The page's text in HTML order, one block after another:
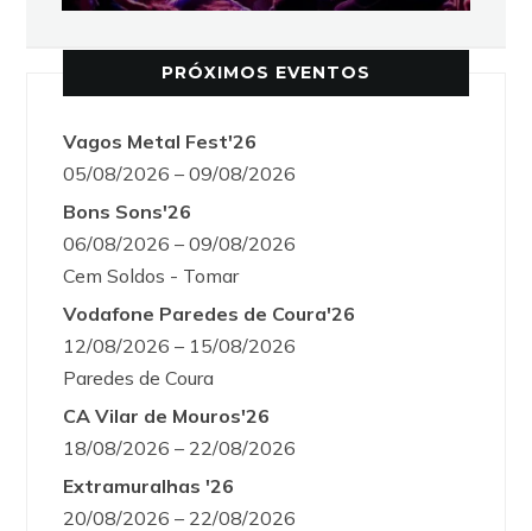
PRÓXIMOS EVENTOS
Vagos Metal Fest'26
05/08/2026 – 09/08/2026
Bons Sons'26
06/08/2026 – 09/08/2026
Cem Soldos - Tomar
Vodafone Paredes de Coura'26
12/08/2026 – 15/08/2026
Paredes de Coura
CA Vilar de Mouros'26
18/08/2026 – 22/08/2026
Extramuralhas '26
20/08/2026 – 22/08/2026